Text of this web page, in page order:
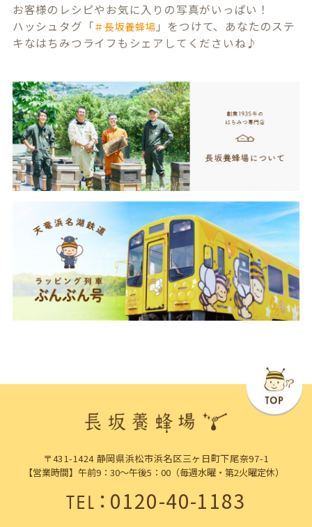
お客様のレシピやお気に入りの写真がいっぱい！
ハッシュタグ「＃長坂養蜂場 」をつけて、あなたのステ
キなはちみつライフもシェアしてくださいね♪
〒431-1424 静岡県浜松市浜名区三ヶ日町下尾奈97-1
【営業時間】午前9：30～午後5：00（毎週水曜・第2火曜定休）
TEL：0120-40-1183